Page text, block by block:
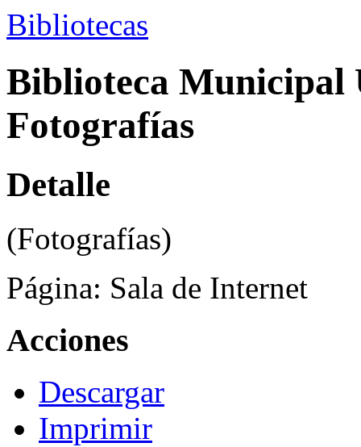
Bibliotecas
Biblioteca Municipal
Fotografías
Detalle
(Fotografías)
Página: Sala de Internet
Acciones
Descargar
Imprimir